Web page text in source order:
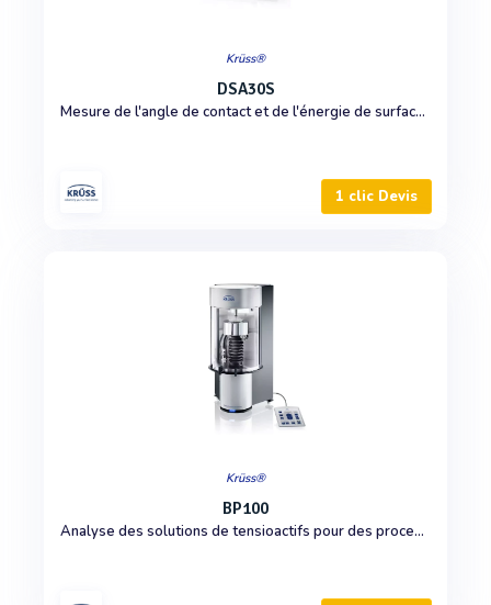
Krüss®
DSA30S
Mesure de l'angle de contact et de l'énergie de surface pour le contrôle qualité
1 clic Devis
Krüss®
BP100
Analyse des solutions de tensioactifs pour des processus dynamiques